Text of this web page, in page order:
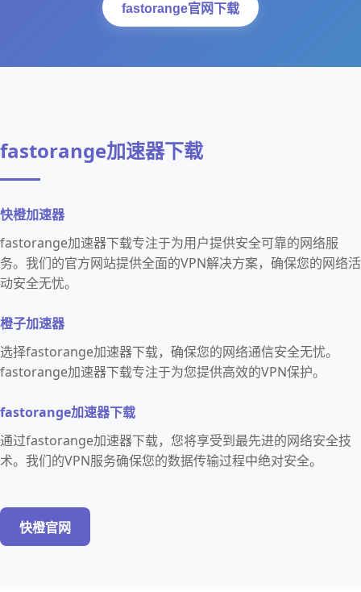
fastorange官网下载
fastorange加速器下载
快橙加速器
fastorange加速器下载专注于为用户提供安全可靠的网络服
务。我们的官方网站提供全面的VPN解决方案，确保您的网络活
动安全无忧。
橙子加速器
选择fastorange加速器下载，确保您的网络通信安全无忧。
fastorange加速器下载专注于为您提供高效的VPN保护。
fastorange加速器下载
通过fastorange加速器下载，您将享受到最先进的网络安全技
术。我们的VPN服务确保您的数据传输过程中绝对安全。
快橙官网